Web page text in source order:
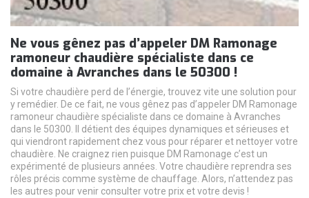
Ne vous gênez pas d’appeler DM Ramonage
ramoneur chaudière spécialiste dans ce
domaine à Avranches dans le 50300 !
Si votre chaudière perd de l’énergie, trouvez vite une solution pour
y remédier. De ce fait, ne vous gênez pas d’appeler DM Ramonage
ramoneur chaudière spécialiste dans ce domaine à Avranches
dans le 50300. Il détient des équipes dynamiques et sérieuses et
qui viendront rapidement chez vous pour réparer et nettoyer votre
chaudière. Ne craignez rien puisque DM Ramonage c’est un
expérimenté de plusieurs années. Votre chaudière reprendra ses
rôles précis comme système de chauffage. Alors, n’attendez pas
les autres pour venir consulter votre prix et votre devis !